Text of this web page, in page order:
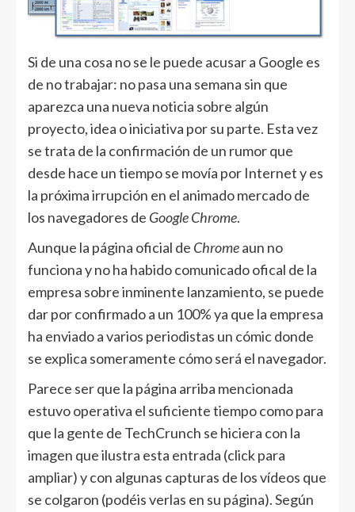
Si de una cosa no se le puede acusar a Google es
de no trabajar: no pasa una semana sin que
aparezca una nueva noticia sobre algún
proyecto, idea o iniciativa por su parte. Esta vez
se trata de la confirmación de un rumor que
desde hace un tiempo se movía por Internet y es
la próxima irrupción en el animado mercado de
los navegadores de Google Chrome.
Aunque la página oficial de Chromeaun no
funciona y no ha habido comunicado ofical de la
empresa sobre inminente lanzamiento, se puede
dar por confirmado a un 100% ya que la empresa
ha enviado a varios periodistas un cómic donde
se explica someramente cómo será el navegador.
Parece ser que la página arriba mencionada
estuvo operativa el suficiente tiempo como para
que la gente de TechCrunch se hiciera con la
imagen que ilustra esta entrada (click para
ampliar) y con algunas capturas de los vídeos que
se colgaron (podéis verlas en su página). Según